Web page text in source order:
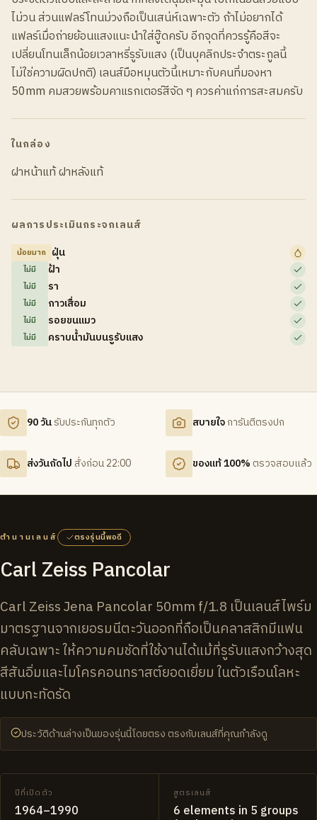
ไม่วน ส่วนแฟลร์โทนม่วงถือเป็นเสน่ห์เฉพาะตัว ถ้าไม่อยากได้
แฟลร์เมื่อถ่ายย้อนแสงแนะนำใส่ฮู๊ดครับ อีกจุดที่ควรรู้คือสีจะ
เปลี่ยนโทนเล็กน้อยเวลาหรี่รูรับแสง (เป็นบุคลิกประจำตระกูลนี้
ไม่ใช่ความผิดปกติ) เลนส์มือหมุนตัวนี้เหมาะกับคนที่มองหา
50mm คมสวยพร้อมคาแรกเตอร์สีจัด ๆ ควรค่าแก่การสะสมครับ
ในกล่อง
ฝาหน้าแท้ ฝาหลังแท้
ผลการประเมินกระจกเลนส์
น้อยมาก ฝุ่น
ไม่มี ฝ้า
ไม่มี รา
ไม่มี กาวเสื่อม
ไม่มี รอยขนแมว
ไม่มี คราบน้ำมันบนรูรับแสง
90 วันรับประกันทุกตัว สบายใจการันตีตรงปก
ส่งวันถัดไป สั่งก่อน 22:00 ของแท้ 100% ตรวจสอบแล้ว
ตำนานเลนส์ ตรงรุ่นนี้พอดี
Carl Zeiss Pancolar
Carl Zeiss Jena Pancolar 50mm f/1.8 เป็นเลนส์ไพร์ม
มาตรฐานจากเยอรมนีตะวันออกที่ถือเป็นคลาสสิกมีแฟน
คลับเฉพาะ ให้ความคมชัดที่ใช้งานได้แม้ที่รูรับแสงกว้างสุด
สีสันอิ่มและไมโครคอนทราสต์ยอดเยี่ยม ในตัวเรือนโลหะ
แบบกะทัดรัด
ประวัติด้านล่างเป็นของรุ่นนี้โดยตรง ตรงกับเลนส์ที่คุณกำลังดู
ปีที่เปิดตัว
1964–1990
สูตรเลนส์
6 elements in 5 groups